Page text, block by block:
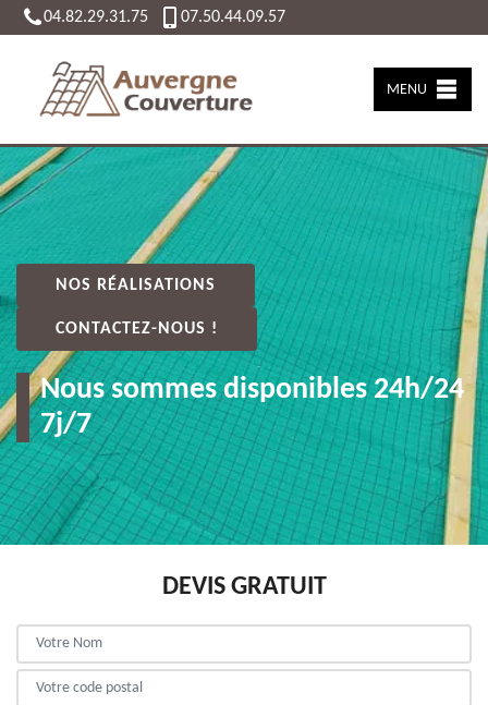
04.82.29.31.75 07.50.44.09.57
MENU
NOS RÉALISATIONS
CONTACTEZ-NOUS !
Nous sommes disponibles 24h/24
7j/7
DEVIS GRATUIT